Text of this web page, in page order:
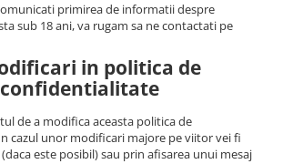
primirea de informatii despre
sub 18 ani, va rugam sa ne contactati pe
in politica de
confidentialitate
de a modifica aceasta politica de
cazul unor modificari majore pe viitor vei fi
este posibil) sau prin afisarea unui mesaj